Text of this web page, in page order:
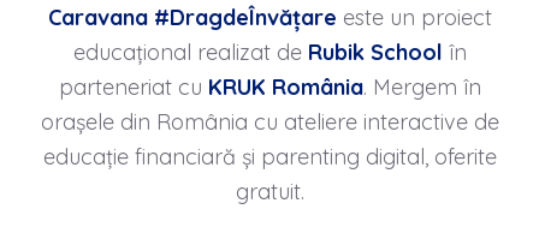
Caravana #DragdeÎnvățare este un proiect
educațional realizat de Rubik School în
parteneriat cu KRUK România. Mergem în
orașele din România cu ateliere interactive de
educație financiară și parenting digital, oferite
gratuit.